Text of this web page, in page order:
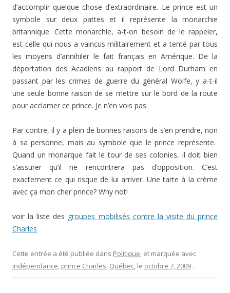
d’accomplir quelque chose d’extraordinaire. Le prince est un
symbole sur deux pattes et il représente la monarchie
britannique. Cette monarchie, a-t-on besoin de le rappeler,
est celle qui nous a vaincus militairement et a tenté par tous
les moyens d’annihiler le fait français en Amérique. De la
déportation des Acadiens au rapport de Lord Durham en
passant par les crimes de guerre du général Wolfe, y a-t-il
une seule bonne raison de se mettre sur le bord de la route
pour acclamer ce prince. Je n’en vois pas.
Par contre, il y a plein de bonnes raisons de s’en prendre, non
à sa personne, mais au symbole que le prince représente.
Quand un monarque fait le tour de ses colonies, il doit bien
s’assurer qu’il ne rencontrera pas d’opposition. C’est
exactement ce qui risque de lui arriver. Une tarte à la crème
avec ça mon cher prince? Why not!
voir la liste des groupes mobilisés contre la visite du prince
Charles
Cette entrée a été publiée dans Politique, et marquée avec
indépendance, prince Charles, Québec, le octobre 7, 2009 .